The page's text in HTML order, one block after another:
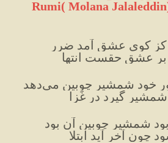
Rumi( Molana
عشقِ حقست انتها
خود شمشیرِ چوبین می‌دهد
گیرد در غَزا
شمشیرِ چوبین آن بود
چون آخر آید ابتلا